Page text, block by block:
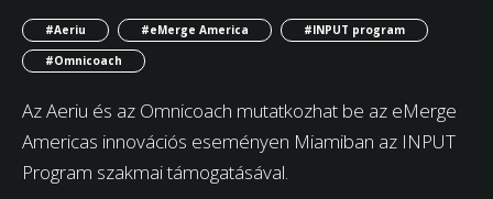
#Aeriu #eMerge America
#INPUT program
#Omnicoach
Az Aeriu és az Omnicoach mutatkozhat be az eMerge
Americas innovációs eseményen Miamiban az INPUT
Program szakmai támogatásával.